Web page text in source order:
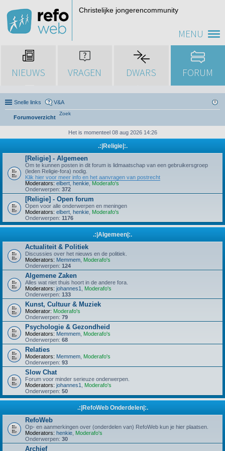
MENU
Christelijke jongerencommunity
NIEUWS VRAGEN DWARS FORUM
Snelle links V&A
Forumoverzicht
Zoek
Het is momenteel 08 aug 2026 14:26
.:|Religie|:.
[Religie] - Algemeen
Om te kunnen posten in dit forum is lidmaatschap van een gebruikersgroep
(leden Religie-fora) nodig.
Klik hier voor meer info en het aanvragen van postrecht
Moderators: elbert henkie Moderafo's
Onderwerpen: 372
[Religie] - Open forum
Open voor alle onderwerpen en meningen
Moderators: elbert henkie Moderafo's
Onderwerpen: 1176
.:|Algemeen|:.
Actualiteit & Politiek
Discussies over het nieuws en de politiek.
Moderators: Memmem Moderafo's
Onderwerpen: 124
Algemene Zaken
Alles wat niet thuis hoort in de andere fora.
Moderators: johannes1
Moderafo's
Onderwerpen: 133
Kunst, Cultuur & Muziek
Moderator: Moderafo's
Onderwerpen: 79
Psychologie & Gezondheid
Moderators: Memmem Moderafo's
Onderwerpen: 68
Relaties
Moderators: Memmem Moderafo's
Onderwerpen: 93
Slow Chat
Forum voor minder serieuze onderwerpen.
Moderators: johannes1
Moderafo's
Onderwerpen: 50
.:|RefoWeb Onderdelen|:.
RefoWeb
Op- en aanmerkingen over (onderdelen van) RefoWeb kun je hier plaatsen.
Moderators: henkie Moderafo's
Onderwerpen: 30
Archief